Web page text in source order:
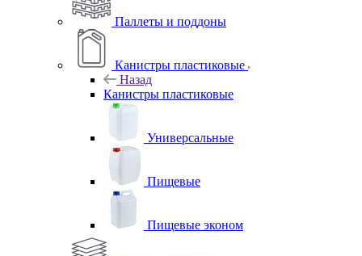
Паллеты и поддоны
Канистры пластиковые
Назад
Канистры пластиковые
Универсальные
Пищевые
Пищевые эконом